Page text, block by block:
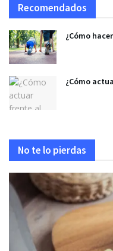
Recomendados
¿Cómo
¿Cómo
No te lo pierdas